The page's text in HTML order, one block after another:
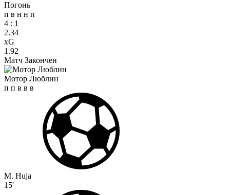
Погонь
п в н н п
4 : 1
2.34
xG
1.92
Матч Закончен
Мотор Люблин
п п в в в
M. Huja
15'